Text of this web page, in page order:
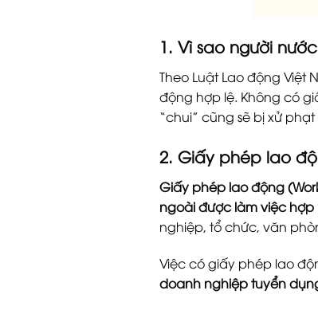
1. Vì sao người
Theo Luật Lao động Việt
động hợp lệ. Không có
“chui” cũng sẽ bị xử
2. Giấy phép lao
Giấy phép lao động
ngoài được làm việc
nghiệp, tổ chức, văn
Việc có giấy phép lao
doanh nghiệp tuyển